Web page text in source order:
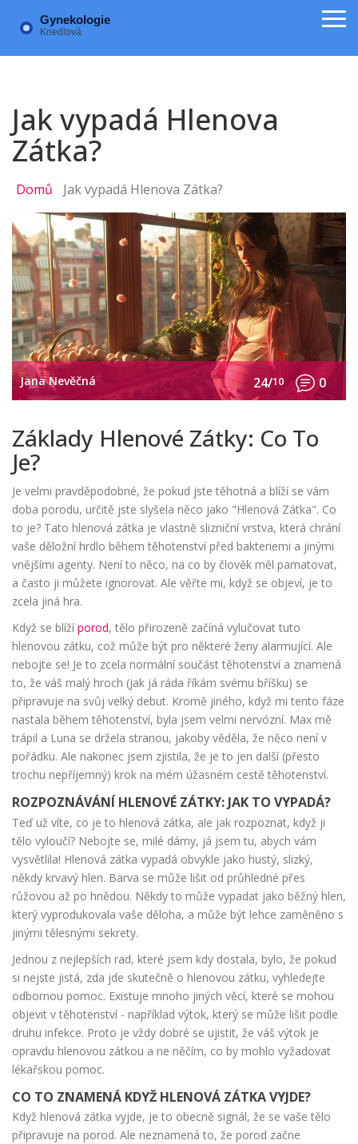
Jak vypadá Hlenova
Zátka?
Domů Jak vypadá Hlenova Zátka?
Jana Nevěčná 24/10 0
Základy Hlenové Zátky: Co To
Je?
Je velmi pravděpodobné, že pokud jste těhotná a blíží se vám
doba porodu, určitě jste slyšela něco jako "Hlenová Zátka". Co
to je? Tato hlenová zátka je vlastně slizniční vrstva, která chrání
vaše děložní hrdlo během těhotenství před bakteriemi a jinými
vnějšími agenty. Není to něco, na co by člověk měl pamatovat,
a často ji můžete ignorovat. Ale věřte mi, když se objeví, je to
zcela jiná hra.
Když se blíží porod, tělo přirozeně začíná vylučovat tuto
hlenovou zátku, což může být pro některé ženy alarmující. Ale
nebojte se! Je to zcela normální součást těhotenství a znamená
to, že váš malý hroch (jak já ráda říkám svému bříšku) se
připravuje na svůj velký debut. Kromě jiného, když mi tento fáze
nastala během těhotenství, byla jsem velmi nervózní. Max mě
trápil a Luna se držela stranou, jakoby věděla, že něco není v
pořádku. Ale nakonec jsem zjistila, že je to jen další (přesto
trochu nepříjemný) krok na mém úžasném cestě těhotenství.
ROZPOZNÁVÁNÍ HLENOVÉ ZÁTKY: JAK TO VYPADÁ?
Teď už víte, co je to hlenová zátka, ale jak rozpoznat, když ji
tělo vyloučí? Nebojte se, milé dámy, já jsem tu, abych vám
vysvětlila! Hlenová zátka vypadá obvykle jako hustý, slizký,
někdy krvavý hlen. Barva se může lišit od průhledné přes
růžovou až po hnědou. Někdy to může vypadat jako běžný hlen,
který vyprodukovala vaše děloha, a může být lehce zaměněno s
jinými tělesnými sekrety.
Jednou z nejlepších rad, které jsem kdy dostala, bylo, že pokud
si nejste jistá, zda jde skutečně o hlenovou zátku, vyhledejte
odbornou pomoc. Existuje mnoho jiných věcí, které se mohou
objevit v těhotenství - například výtok, který se může lišit podle
druhu infekce. Proto je vždy dobré se ujistit, že váš výtok je
opravdu hlenovou zátkou a ne něčím, co by mohlo vyžadovat
lékařskou pomoc.
CO TO ZNAMENÁ KDYŽ HLENOVÁ ZÁTKA VYJDE?
Když hlenová zátka vyjde, je to obecně signál, že se vaše tělo
připravuje na porod. Ale neznamená to, že porod začne